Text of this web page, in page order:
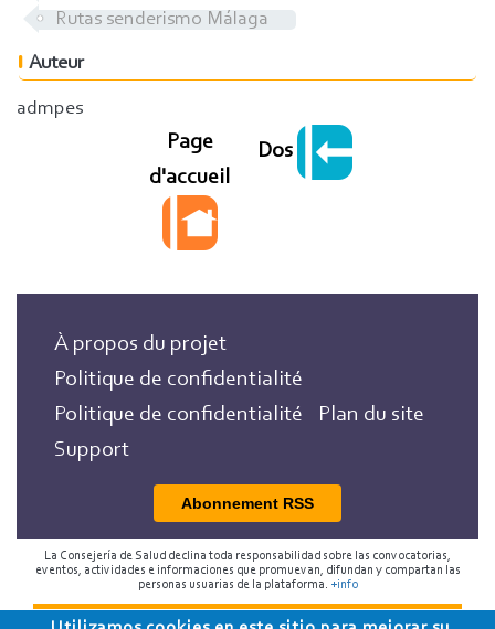
Rutas senderismo Málaga
Auteur
admpes
Page
d'accueil
Dos
À propos du projet
Politique de confidentialité
Politique de confidentialité
Plan du site
Support
Abonnement RSS
La Consejería de Salud declina toda responsabilidad sobre las convocatorias,
eventos, actividades e informaciones que promuevan, difundan y compartan las
personas usuarias de la plataforma. +info